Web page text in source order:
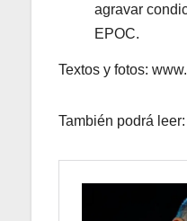
agravar
EPOC.
Textos y fotos:
También podrá leer: